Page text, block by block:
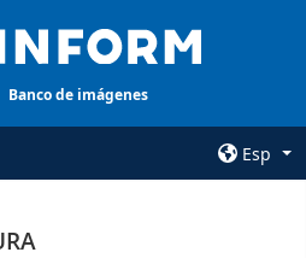
Banco de imágenes
Esp